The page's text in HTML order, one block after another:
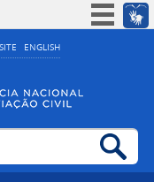
ENGLISH
Simplifique!
à informação
Legislação